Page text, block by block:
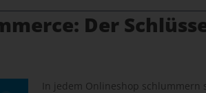
Der
In jedem Onlineshop schlummern